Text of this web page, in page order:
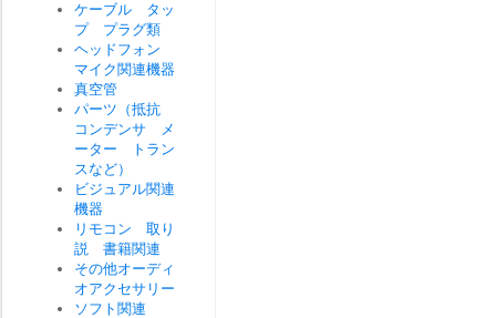
ケーブル タッ
プ プラグ類
ヘッドフォン
マイク関連機器
真空管
パーツ（抵抗
コンデンサ メ
ーター トラン
スなど）
ビジュアル関連
機器
リモコン 取り
説 書籍関連
その他オーディ
オアクセサリー
ソフト関連